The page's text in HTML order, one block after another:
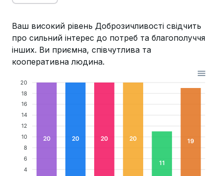
Ваш високий рівень Доброзичливості свідчить
про сильний інтерес до потреб та благополуччя
інших. Ви приємна, співчутлива та
кооперативна людина.
20
18
16
14
12
10
8
6
4
20 20 20 20
11
19